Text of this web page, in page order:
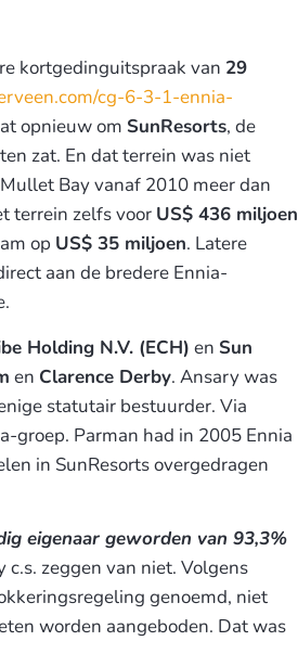
kortgedinguitspraak van 29
cg-6-3-1-ennia-
opnieuw om SunResorts, de
zat. En dat terrein was niet
Bay vanaf 2010 meer dan
terrein zelfs voor US$ 436 miljoen
op US$ 35 miljoen. Latere
aan de bredere Ennia-
Holding N.V. (ECH) en Sun
en Clarence Derby. Ansary was
statutair bestuurder. Via
groep. Parman had in 2005 Ennia
in SunResorts overgedragen
eigenaar geworden van 93,3%
zeggen van niet. Volgens
genoemd, niet
worden aangeboden. Dat was